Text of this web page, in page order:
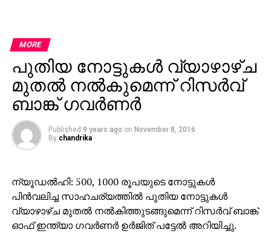
MORE
പുതിയ നോട്ടുകള്‍ വ്യാഴാഴ്ച
മുതല്‍ നല്‍കുമെന്ന് റിസര്‍വ്
ബാങ്ക് ഗവര്‍ണര്‍
Published 9 years ago on November 8, 2016
By chandrika
ന്യൂഡല്‍ഹി: 500, 1000 രൂപയുടെ നോട്ടുകള്‍
പിന്‍വലിച്ച സാഹചര്യത്തില്‍ പുതിയ നോട്ടുകള്‍
വ്യാഴാഴ്ച മുതല്‍ നല്‍കിത്തുടങ്ങുമെന്ന് റിസര്‍വ് ബാങ്ക്
ഓഫ് ഇന്ത്യാ ഗവര്‍ണര്‍ ഉര്‍ജിത് പട്ടേല്‍ അറിയിച്ചു.